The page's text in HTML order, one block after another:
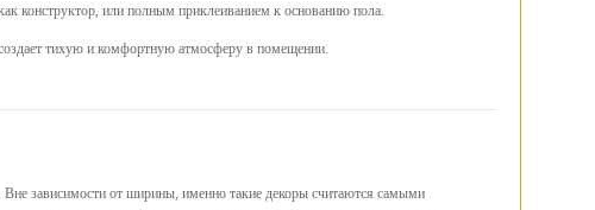
конструктор, или полным приклеиванием к основанию пола.
тихую и комфортную атмосферу в помещении.
Вне зависимости от ширины, именно такие декоры считаются самыми